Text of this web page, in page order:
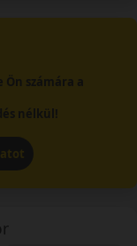
Ön számára a
nélkül!